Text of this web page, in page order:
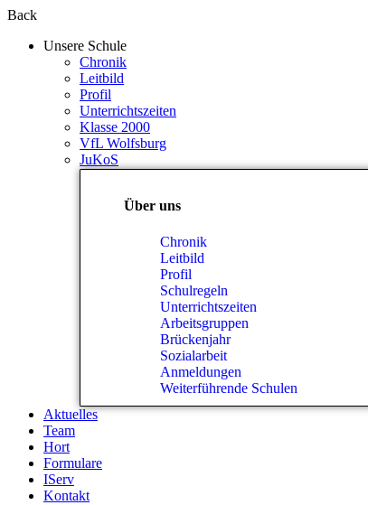
Back
Unsere Schule
Chronik
Leitbild
Profil
Unterrichtszeiten
Klasse 2000
VfL Wolfsburg
JuKoS
Über uns
Chronik
Leitbild
Profil
Schulregeln
Unterrichtszeiten
Arbeitsgruppen
Brückenjahr
Sozialarbeit
Anmeldungen
Weiterführende Schulen
Aktuelles
Team
Hort
Formulare
IServ
Kontakt